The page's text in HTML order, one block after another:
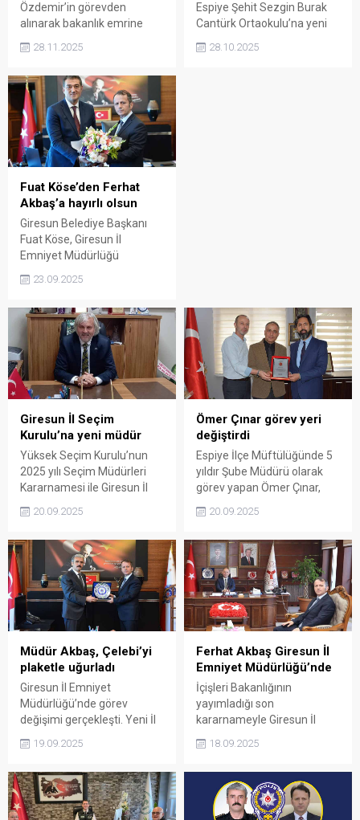
Özdemir’in görevden
alınarak bakanlık emrine
çekti.
28.11.2025
Espiye Şehit Sezgin Burak
Cantürk Ortaokulu’na yeni
Demir, görevine başladı.
28.10.2025
Fuat Köse’den Ferhat
Akbaş’a hayırlı olsun
Giresun Belediye Başkanı
Fuat Köse, Giresun İl
Emniyet Müdürlüğü
Akbaş’ı makamında ziyaret
dileklerinde bulundu.
23.09.2025
Giresun İl Seçim
Kurulu’na yeni müdür
Yüksek Seçim Kurulu’nun
2025 yılı Seçim Müdürleri
Kararnamesi ile Giresun İl
Tirebolulu Mustafa Duyar
20.09.2025
Ömer Çınar görev yeri
değiştirdi
Espiye İlçe Müftülüğünde 5
yıldır Şube Müdürü olarak
görev yapan Ömer Çınar,
atandı. Çınar, Espiye’den
başladı.
20.09.2025
Müdür Akbaş, Çelebi’yi
plaketle uğurladı
Giresun İl Emniyet
Müdürlüğü’nde görev
değişimi gerçekleşti. Yeni İl
Akbaş, görevini devraldığı
hizmetlerinden dolayı
teşekkür plaketi sundu.
19.09.2025
Ferhat Akbaş Giresun İl
Emniyet Müdürlüğü’nde
İçişleri Bakanlığının
yayımladığı son
kararnameyle Giresun İl
görevine atanan Ferhat
18.09.2025